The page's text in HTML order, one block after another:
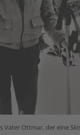
Vater Ottmar, der eine